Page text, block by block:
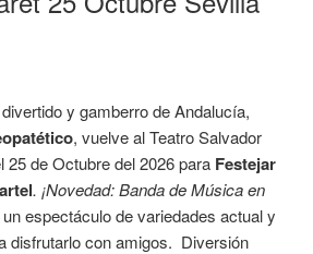
y gamberro de Andalucía,
, vuelve al Teatro Salvador
25 de Octubre del 2026 para Festejar
. ¡Novedad: Banda de Música en
espectáculo de variedades actual y
disfrutarlo con amigos. Diversión